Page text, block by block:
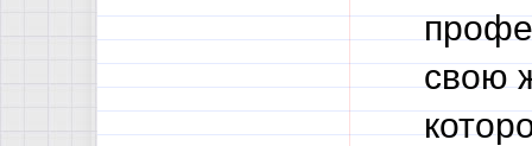
свою